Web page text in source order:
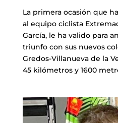
Eléctricas
Infantil
Montajes a la
Segunda mano
Pedales
Potencias
Ruedas
Sillines
Gafas
Zapatillas
Puños y cintas
Luces
Equipaciones gr-
Equipaciones
Ropa
Guantes
REBAJAS
OUTLET
La primera ocasión que
al equipo ciclista
García, le ha valido para
triunfo con sus nuevos
Gredos-Villanueva de la
45 kilómetros y 1600